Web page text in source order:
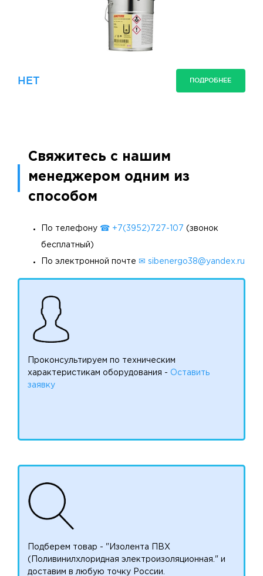
НЕТ ПОДРОБНЕЕ
Свяжитесь с нашим
менеджером одним из
способом
По телефону ☎ +7(3952)727-107 (звонок
бесплатный)
По электронной почте ✉ sibenergo38@yandex.ru
Проконсультируем по техническим
характеристикам оборудования - Оставить
заявку
Подберем товар - "Изолента ПВХ
(Поливинилхлоридная электроизоляционная." и
доставим в любую точку России.